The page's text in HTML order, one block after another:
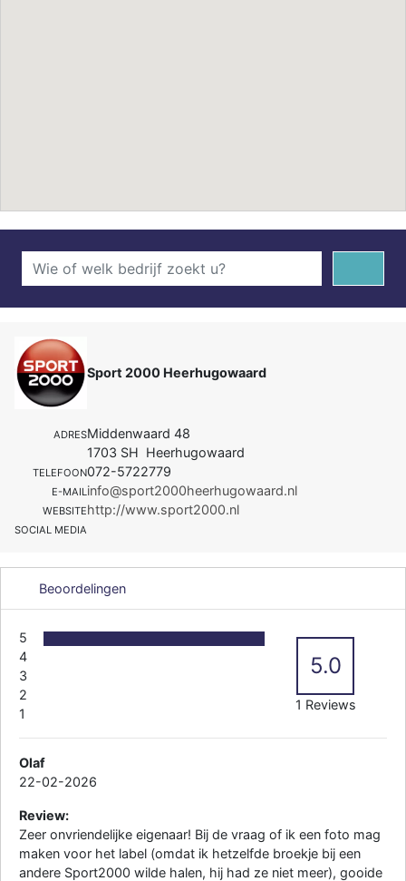
Sport 2000 Heerhugowaard
ADRESMiddenwaard 48
1703 SH Heerhugowaard
TELEFOON072-5722779
E-MAILinfo@sport2000heerhugowaard.nl
WEBSITEhttp://www.sport2000.nl
SOCIAL MEDIA
Beoordelingen
5
4
3
2
1
5.0
1 Reviews
Olaf
22-02-2026
Review:
Zeer onvriendelijke eigenaar! Bij de vraag of ik een foto mag
maken voor het label (omdat ik hetzelfde broekje bij een
andere Sport2000 wilde halen, hij had ze niet meer), gooide